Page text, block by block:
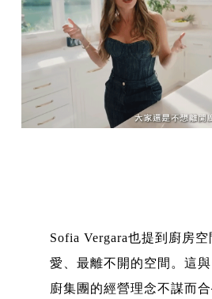
Sofia Vergara也提到廚房
愛、最離不開的空間。這
廚集團的經營理念不謀而